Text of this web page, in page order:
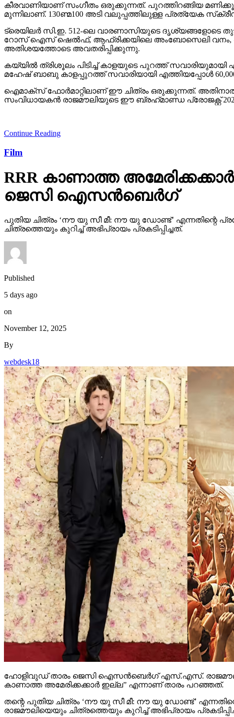
കീരവാണിയാണ് സംഗീതം ഒരുക്കുന്നത്. പുറത്തിറങ്ങിയ
മുന്നിലാണ്. 130ണ്മ100 അടി വലുപ്പത്തിലുള്ള പ്രത്യേക
ട്രെയിലര്‍ സി.ഇ. 512-ലെ വാരണാസിയുടെ ദൃശ്യങ്ങളോടെ
റോസ് ഐസ് ഷെല്‍ഫ്, ആഫ്രിക്കയിലെ അംബോസെലി വനം,
അതിശയത്തോടെ അവതരിപ്പിക്കുന്നു.
കയ്യില്‍ ത്രിശൂലം പിടിച്ച് കാളയുടെ പുറത്ത്
മഹേഷ് ബാബു കാളപ്പുറത്ത് സവാരിയായി എത്തിയപ്പോള്‍
ഐമാക്‌സ് ഫോര്‍മാറ്റിലാണ് ഈ ചിത്രം ഒരുക്കുന്നത്.
സംവിധായകന്‍ രാജമൗലിയുടെ ഈ ബ്രഹ്‌മാണ്ഡ പ്രോജക്റ്റ്
Continue Reading
Film
RRR കാണാത്ത
ജെസി ഐസന്‍ബെര്‍ഗ്
പുതിയ ചിത്രം ‘നൗ യു സീ മീ: നൗ യു ഡോണ്ട്’
ചിത്രത്തെയും കുറിച്ച് അഭിപ്രായം പ്രകടിപ്പിച്ചത്.
Published
5 days ago
on
November 12, 2025
By
webdesk18
ഹോളിവുഡ് താരം ജെസി ഐസന്‍ബെര്‍ഗ് എസ്.എസ്. രാജമൗലിയുടെ
കാണാത്ത അമേരിക്കക്കാര്‍ ഇല്ല” എന്നാണ് താരം പറഞ്ഞത്.
തന്റെ പുതിയ ചിത്രം ‘നൗ യു സീ മീ: നൗ യു ഡോണ്ട്’
രാജമൗലിയെയും ചിത്രത്തെയും കുറിച്ച് അഭിപ്രായം